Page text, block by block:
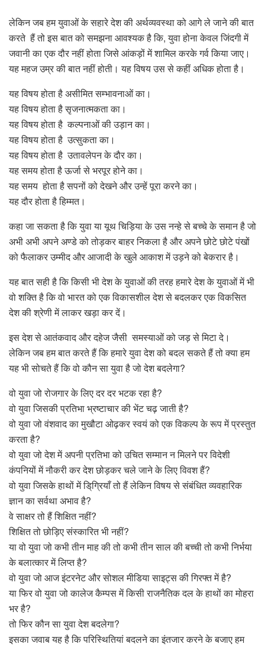
लेकिन जब हम युवाओं के सहारे देश की अर्थव्यवस्था को आगे ले जाने की बात
करते हैं तो इस बात को समझना आवश्यक है कि, युवा होना केवल जिंदगी में
जवानी का एक दौर नहीं होता जिसे आंकड़ों में शामिल करके गर्व किया जाए।
यह महज उम्र की बात नहीं होती। यह विषय उस से कहीं अधिक होता है।
यह विषय होता है असीमित सम्भावनाओं का।
यह विषय होता है सृजनात्मकता का।
यह विषय होता है कल्पनाओं की उड़ान का।
यह विषय होता है उत्सुकता का।
यह विषय होता है उतावलेपन के दौर का।
यह समय होता है ऊर्जा से भरपूर होने का।
यह समय होता है सपनों को देखने और उन्हें पूरा करने का।
यह दौर होता है हिम्मत।
कहा जा सकता है कि युवा या यूथ चिड़िया के उस नन्हे से बच्चे के समान है जो
अभी अभी अपने अण्डे को तोड़कर बाहर निकला है और अपने छोटे छोटे पंखों
को फैलाकर उम्मीद और आजादी के खुले आकाश में उड़ने को बेकरार है।
यह बात सही है कि किसी भी देश के युवाओं की तरह हमारे देश के युवाओं में भी
वो शक्ति है कि वो भारत को एक विकासशील देश से बदलकर एक विकसित
देश की श्रेणी में लाकर खड़ा कर दें।
इस देश से आतंकवाद और दहेज जैसी समस्याओं को जड़ से मिटा दे।
लेकिन जब हम बात करते हैं कि हमारे युवा देश को बदल सकते हैं तो क्या हम
यह भी सोचते हैं कि वो कौन सा युवा है जो देश बदलेगा?
वो युवा जो रोजगार के लिए दर दर भटक रहा है?
वो युवा जिसकी प्रतिभा भ्रष्टाचार की भेंट चढ़ जाती है?
वो युवा जो वंशवाद का मुखौटा ओढ़कर स्वयं को एक विकल्प के रूप में प्रस्तुत
करता है?
वो युवा जो देश में अपनी प्रतिभा को उचित सम्मान न मिलने पर विदेशी
कंपनियों में नौकरी कर देश छोड़कर चले जाने के लिए विवश हैं?
वो युवा जिसके हाथों में डि्ग्रियाँ तो हैं लेकिन विषय से संबंधित व्यवहारिक
ज्ञान का सर्वथा अभाव है?
वे साक्षर तो हैं शिक्षित नहीं?
शिक्षित तो छोड़िए संस्कारित भी नहीं?
या वो युवा जो कभी तीन माह की तो कभी तीन साल की बच्ची तो कभी निर्भया
के बलात्कार में लिप्त है?
वो युवा जो आज इंटरनेट और सोशल मीडिया साइट्स की गिरफ्त में है?
या फिर वो युवा जो कालेज कैम्पस में किसी राजनैतिक दल के हाथों का मोहरा
भर है?
तो फिर कौन सा युवा देश बदलेगा?
इसका जवाब यह है कि परिस्थितियां बदलने का इंतजार करने के बजाए हम